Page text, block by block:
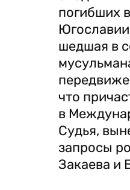
погибших
шедшая в
что
в
Судья,
запросы
Закаева и